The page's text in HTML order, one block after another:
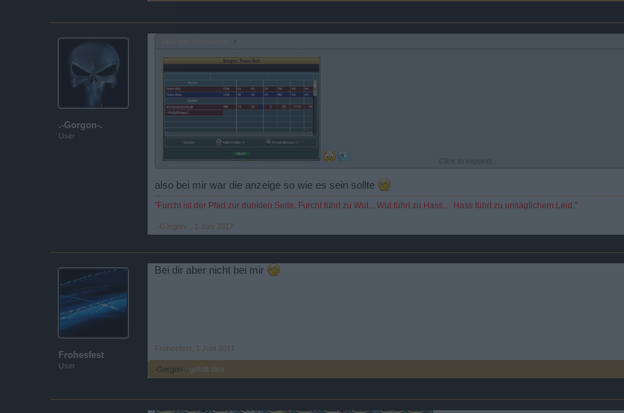
.-Gorgon-.
User
↑
also bei mir war die anzeige so wie es sein sollte
"Furcht ist der Pfad zur dunklen Seite. Furcht führt zu Wut…Wut führt zu Hass… Hass führt zu unsäglichem Leid.”
.-Gorgon-. 1 Juni 2017
Frohesfest
User
Bei dir aber nicht bei mir
Frohesfest 1 Juni 2017
.-Gorgon-. gefällt dies.